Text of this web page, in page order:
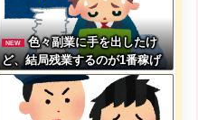
NEW
色々副業に手を出したけ
ど、結局残業するのが1番稼げ
るな